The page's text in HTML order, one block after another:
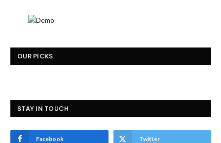
OUR PICKS
STAY IN TOUCH
Facebook Twitter